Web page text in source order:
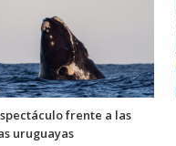
frente a las
uruguayas